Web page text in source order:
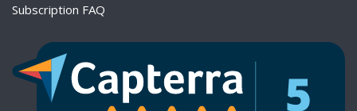
Subscription FAQ